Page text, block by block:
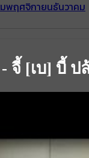
พฤศจิกายนธันวาคม
จี้ [เบ] บี้ ป